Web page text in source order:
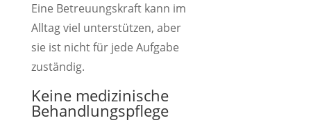
Eine Betreuungskraft kann im
Alltag viel unterstützen, aber
sie ist nicht für jede Aufgabe
zuständig.
Keine medizinische
Behandlungspflege